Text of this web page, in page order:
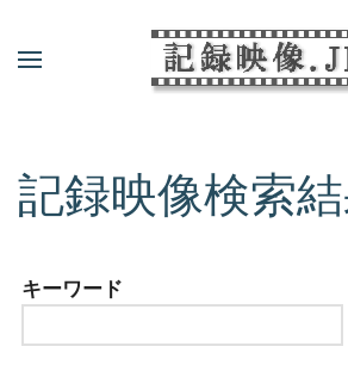
記録映像検索
キーワード